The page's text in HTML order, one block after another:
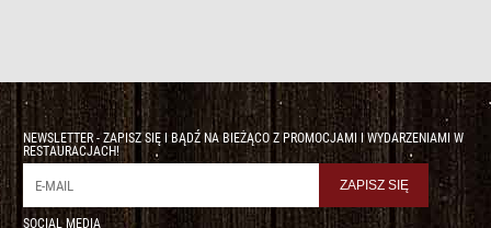
NEWSLETTER - ZAPISZ SIĘ I BĄDŹ NA BIEŻĄCO Z PROMOCJAMI I WYDARZENIAMI W
RESTAURACJACH!
SOCIAL MEDIA